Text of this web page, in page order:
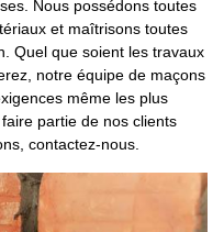
Nous possédons toutes
et maîtrisons toutes
Quel que soient les travaux
notre équipe de maçons
même les plus
partie de nos clients
contactez-nous.